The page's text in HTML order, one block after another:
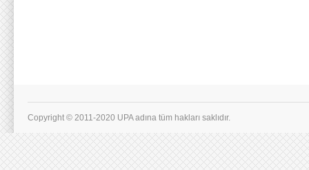
Copyright © 2011-2020 UPA adına tüm hakları saklıdır.